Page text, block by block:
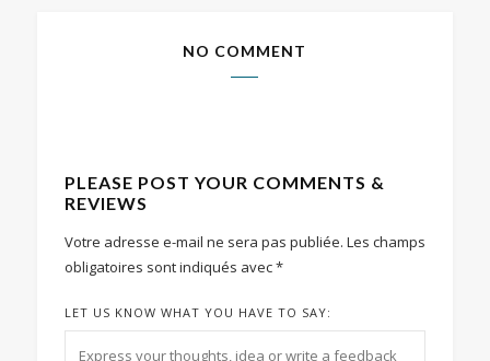
NO COMMENT
PLEASE POST YOUR COMMENTS &
REVIEWS
Votre adresse e-mail ne sera pas publiée. Les champs
obligatoires sont indiqués avec*
LET US KNOW WHAT YOU HAVE TO SAY: